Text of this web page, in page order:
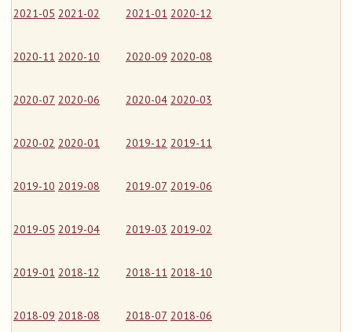
2021-05 2021-02 2021-01 2020-12
2020-11 2020-10 2020-09 2020-08
2020-07 2020-06 2020-04 2020-03
2020-02 2020-01 2019-12 2019-11
2019-10 2019-08 2019-07 2019-06
2019-05 2019-04 2019-03 2019-02
2019-01 2018-12 2018-11 2018-10
2018-09 2018-08 2018-07 2018-06